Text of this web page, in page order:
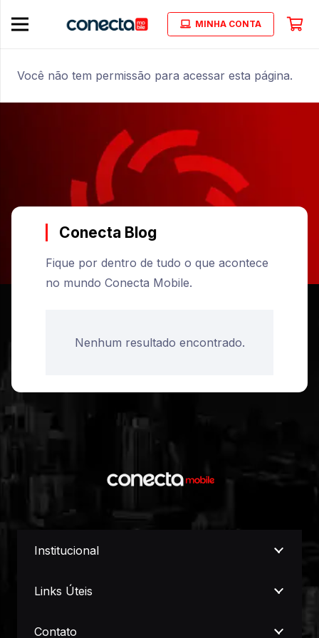
MINHA CONTA
Você não tem permissão para acessar esta página.
Conecta Blog
Fique por dentro de tudo o que acontece
no mundo Conecta Mobile.
Nenhum resultado encontrado.
Institucional
Links Úteis
Contato